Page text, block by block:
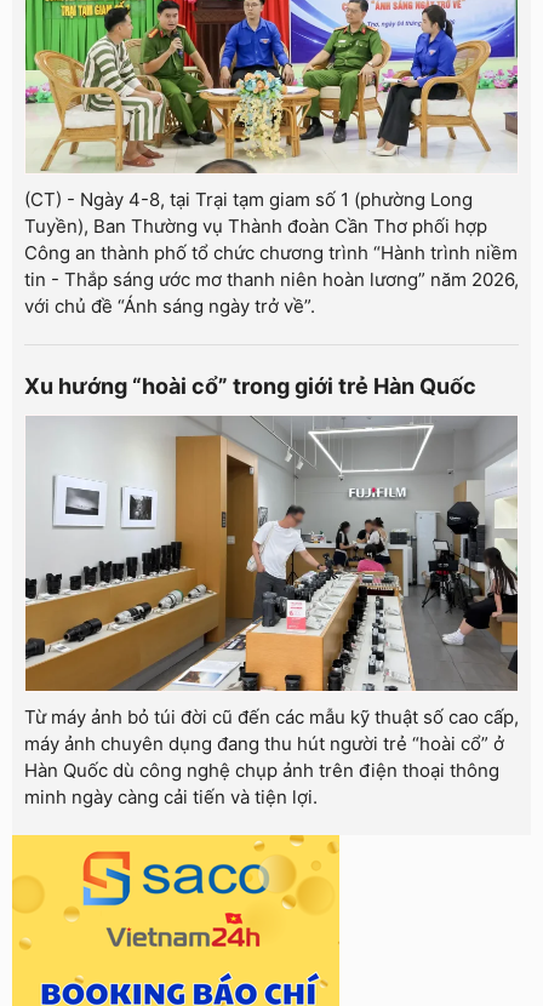
(CT) - Ngày 4-8, tại Trại tạm giam số 1 (phường Long
Tuyền), Ban Thường vụ Thành đoàn Cần Thơ phối hợp
Công an thành phố tổ chức chương trình “Hành trình niềm
tin - Thắp sáng ước mơ thanh niên hoàn lương” năm 2026,
với chủ đề “Ánh sáng ngày trở về”.
Xu hướng “hoài cổ” trong giới trẻ Hàn Quốc
Từ máy ảnh bỏ túi đời cũ đến các mẫu kỹ thuật số cao cấp,
máy ảnh chuyên dụng đang thu hút người trẻ “hoài cổ” ở
Hàn Quốc dù công nghệ chụp ảnh trên điện thoại thông
minh ngày càng cải tiến và tiện lợi.